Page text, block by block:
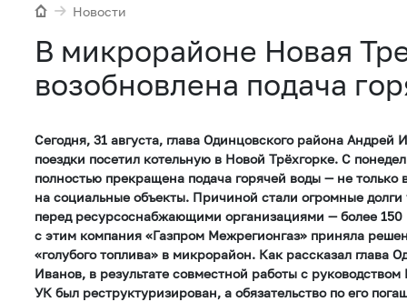
Новости
В микрорайоне Новая
возобновлена подача
Сегодня, 31 августа, глава Одинцовского района Андрей
поездки посетил котельную в Новой Трёхгорке. С
полностью прекращена подача горячей воды — не
на социальные объекты. Причиной стали огромные
перед ресурсоснабжающими организациями — более 150
с этим компания «Газпром Межрегионгаз» приняла
«голубого топлива» в микрорайон. Как рассказал глава
Иванов, в результате совместной работы с
УК был реструктуризирован, а обязательство по его